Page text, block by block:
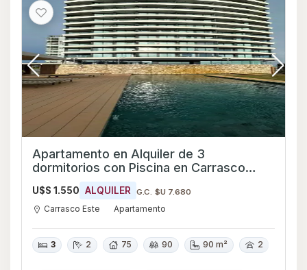
Apartamento en Alquiler de 3
dormitorios con Piscina en Carrasco
Este, Montevideo
U$S 1.550 ALQUILER G.C. $U 7.680
Carrasco Este Apartamento
3 2 75 90 90 m² 2